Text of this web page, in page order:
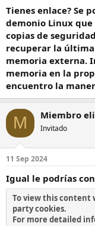
Tienes enlace? Se
demonio Linux
copias de
recuperar la última
memoria externa.
memoria en la
encuentro la
M Miembro
Invitado
11 Sep 2024
Igual le podrías
To view this content
party cookies.
For more detailed